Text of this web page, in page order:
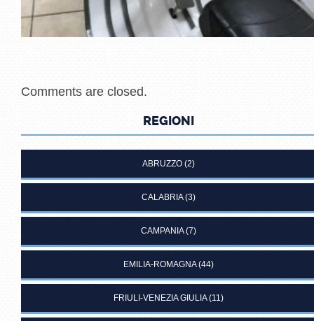
Comments are closed.
REGIONI
ABRUZZO(2)
CALABRIA(3)
CAMPANIA(7)
EMILIA-ROMAGNA(44)
FRIULI-VENEZIA GIULIA(11)